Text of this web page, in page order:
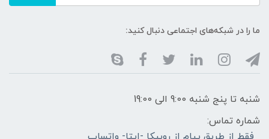
ما را در شبکه‌های اجتماعی دنبال کنید:
شنبه تا پنج شنبه 9:00 الی 19:00
شماره تماس: